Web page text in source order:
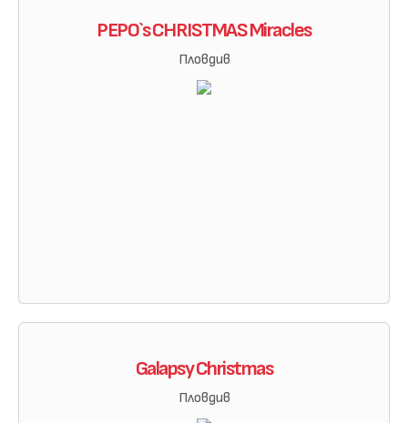
PEPO`s CHRISTMAS Miracles
Пловдив
Galapsy Christmas
Пловдив